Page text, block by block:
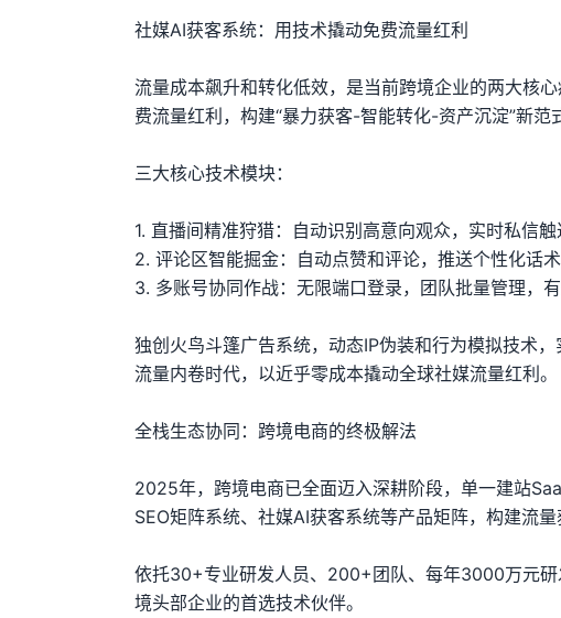
社媒AI获客系统：用技术撬动免费流量红利
流量成本飙升和转化低效，是当前跨境企业的两大核
费流量红利，构建“暴力获客-智能转化-资产沉淀”新范
三大核心技术模块：
1. 直播间精准狩猎：自动识别高意向观众，实时私信触
2. 评论区智能掘金：自动点赞和评论，推送个性化话术
3. 多账号协同作战：无限端口登录，团队批量管理，有
独创火鸟斗篷广告系统，动态IP伪装和行为模拟技术
流量内卷时代，以近乎零成本撬动全球社媒流量红利。
全栈生态协同：跨境电商的终极解法
2025年，跨境电商已全面迈入深耕阶段，单一建站
SEO矩阵系统、社媒AI获客系统等产品矩阵，构建流
依托30+专业研发人员、200+团队、每年3000万元
境头部企业的首选技术伙伴。